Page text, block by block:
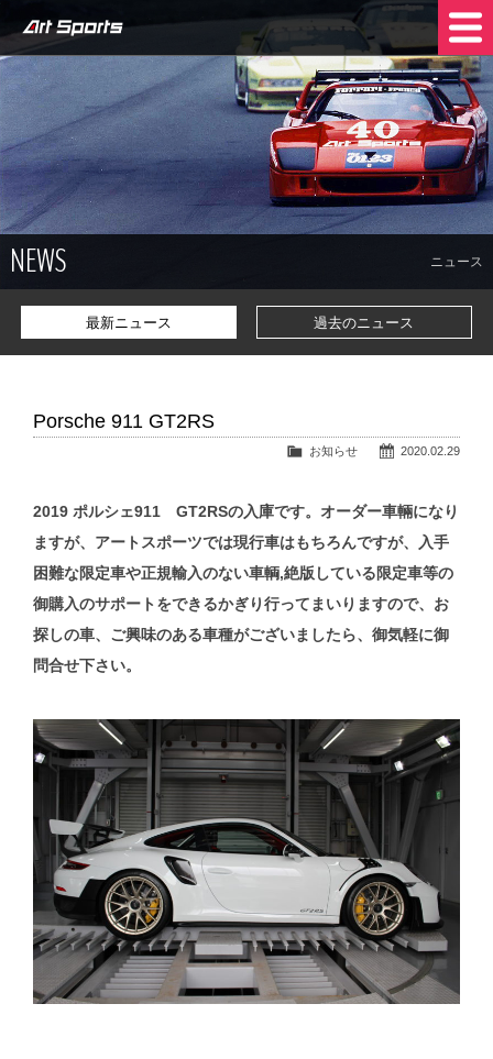
NEWS
STOCK CARS
SHOP INFO
COMPANY
NEWS ニュース
最新ニュース 過去のニュース
Porsche 911 GT2RS
2020.02.29
お知らせ
2019 ポルシェ911 GT2RSの入庫です。オーダー車輛になり
ますが、アートスポーツでは現行車はもちろんですが、入手
困難な限定車や正規輸入のない車輌,絶版している限定車等の
御購入のサポートをできるかぎり行ってまいりますので、お
探しの車、ご興味のある車種がございましたら、御気軽に御
問合せ下さい。